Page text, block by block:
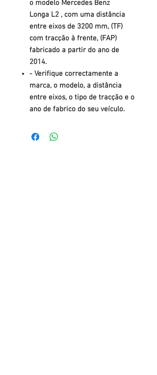
o modelo Mercedes Benz
Longa L2 , com uma distância
entre eixos de 3200 mm, (TF)
com tracção à frente, (FAP)
fabricado a partir do ano de
2014.
- Verifique correctamente a
marca, o modelo, a distância
entre eixos, o tipo de tracção e o
ano de fabrico do seu veículo.